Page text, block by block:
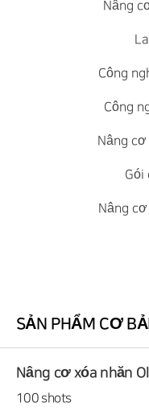
Nâng
Công
Công
Nâng
Gói
Nâng
SẢN PHẨM CƠ
Nâng cơ xóa nhăn
100 shots